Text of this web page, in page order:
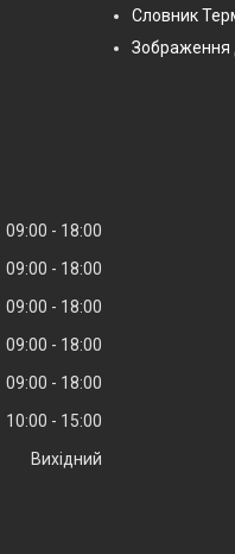
Словник
Зображення
09:00
18:00
09:00
18:00
09:00
18:00
09:00
18:00
09:00
18:00
10:00
15:00
Вихідний